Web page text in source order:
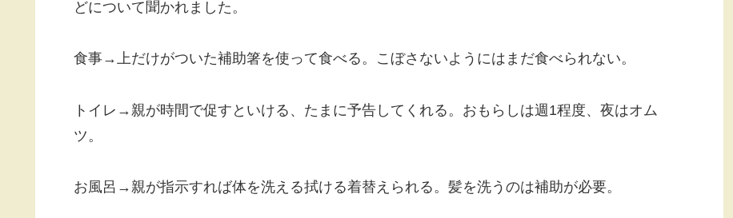
どについて聞かれました。
食事→上だけがついた補助箸を使って食べる。こぼさないようにはまだ食べられない。
トイレ→親が時間で促すといける、たまに予告してくれる。おもらしは週1程度、夜はオム
ツ。
お風呂→親が指示すれば体を洗える拭ける着替えられる。髪を洗うのは補助が必要。